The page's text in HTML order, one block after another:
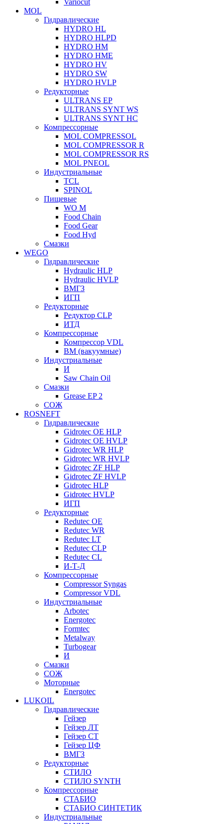
Variocut
MOL
Гидравлические
HYDRO HL
HYDRO HLPD
HYDRO HM
HYDRO HME
HYDRO HV
HYDRO SW
HYDRO HVLP
Редукторные
ULTRANS EP
ULTRANS SYNT WS
ULTRANS SYNT HC
Компрессорные
MOL COMPRESSOL
MOL COMPRESSOR R
MOL COMPRESSOR RS
MOL PNEOL
Индустриальные
TCL
SPINOL
Пищевые
WO M
Food Chain
Food Gear
Food Hyd
Смазки
WEGO
Гидравлические
Hydraulic HLP
Hydraulic HVLP
ВМГЗ
ИГП
Редукторные
Редуктор CLP
ИТД
Компрессорные
Компрессор VDL
ВМ (вакуумные)
Индустриальные
И
Saw Chain Oil
Смазки
Grease EP 2
СОЖ
ROSNEFT
Гидравлические
Gidrotec OE HLP
Gidrotec OE HVLP
Gidrotec WR HLP
Gidrotec WR HVLP
Gidrotec ZF HLP
Gidrotec ZF HVLP
Gidrotec HLP
Gidrotec HVLP
ИГП
Редукторные
Redutec OE
Redutec WR
Redutec LT
Redutec CLP
Redutec CL
И-Т-Д
Компрессорные
Compressor Syngas
Compressor VDL
Индустриальные
Arbotec
Energotec
Formtec
Metalway
Turbogear
И
Смазки
СОЖ
Моторные
Energotec
LUKOIL
Гидравлические
Гейзер
Гейзер ЛТ
Гейзер СТ
Гейзер ЦФ
ВМГЗ
Редукторные
СТИЛО
СТИЛО SYNTH
Компрессорные
СТАБИО
СТАБИО СИНТЕТИК
Индустриальные